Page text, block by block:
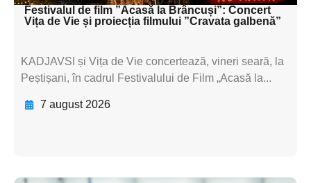
Festivalul de film ”Acasă la Brâncuși”: Concert
Vița de Vie și proiecția filmului ”Cravata galbenă”
KADJAVSI și Vița de Vie concertează, vineri seară, la
Peștișani, în cadrul Festivalului de Film „Acasă la...
7 august 2026